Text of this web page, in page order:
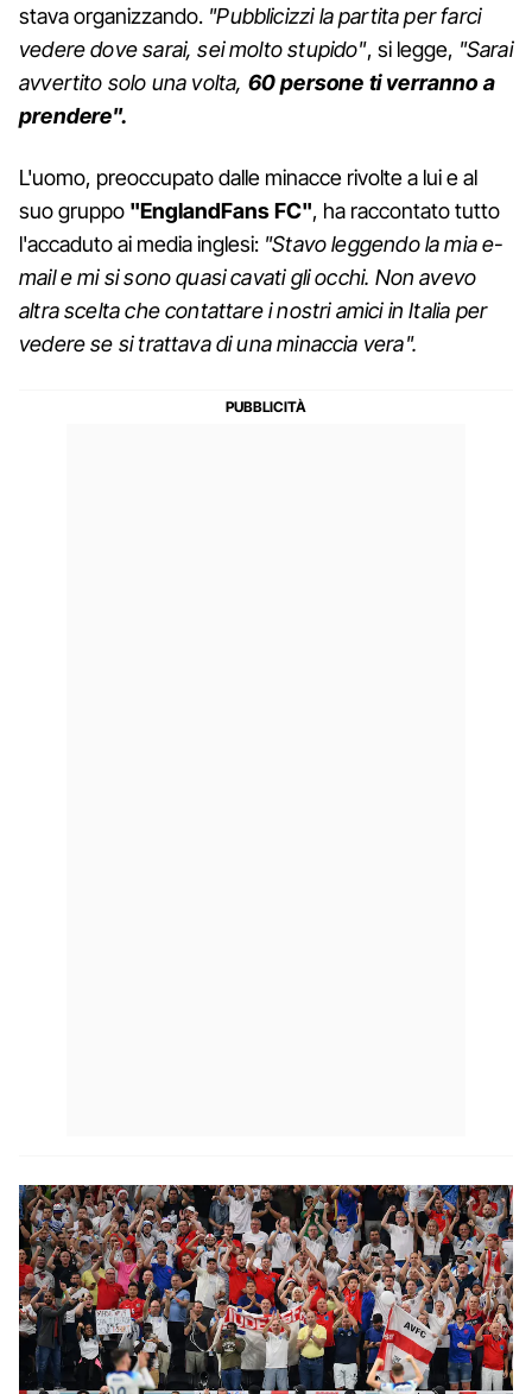
stava organizzando. "Pubblicizzi la partita per farci
vedere dove sarai, sei molto stupido", si legge, "Sarai
avvertito solo una volta, 60 persone ti verranno a
prendere".
L'uomo, preoccupato dalle minacce rivolte a lui e al
suo gruppo "EnglandFans FC", ha raccontato tutto
l'accaduto ai media inglesi: "Stavo leggendo la mia e-
mail e mi si sono quasi cavati gli occhi. Non avevo
altra scelta che contattare i nostri amici in Italia per
vedere se si trattava di una minaccia vera".